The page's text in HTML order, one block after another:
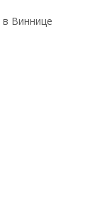
в Виннице